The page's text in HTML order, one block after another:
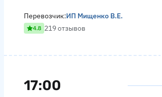
Перевозчик:ИП Мищенко В.Е.
4.8 219 отзывов
17:00